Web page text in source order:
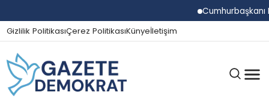
Cumhurbaşkanı
Gizlilik PolitikasıÇerez PolitikasıKünyeİletişim